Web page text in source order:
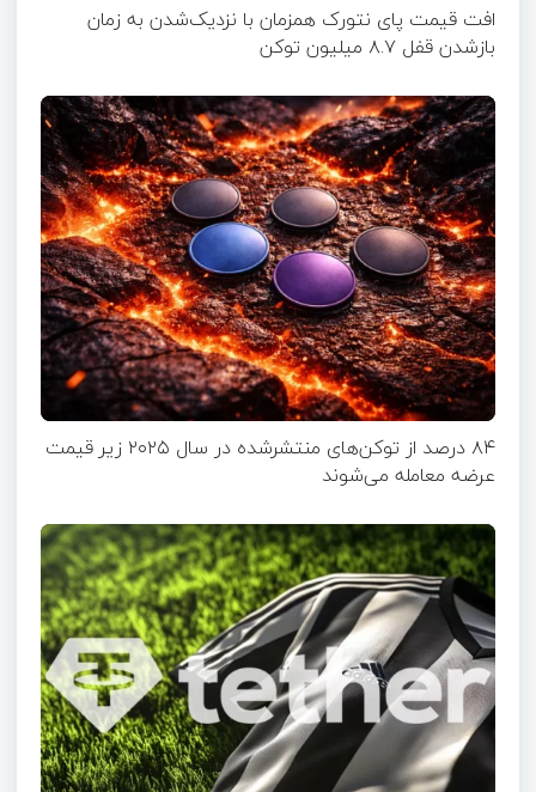
افت قیمت پای نتورک همزمان با نزدیک‌شدن به زمان
بازشدن قفل ۸.۷ میلیون توکن
۸۴ درصد از توکن‌های منتشر‌شده در سال ۲۰۲۵ زیر قیمت
عرضه معامله می‌شوند